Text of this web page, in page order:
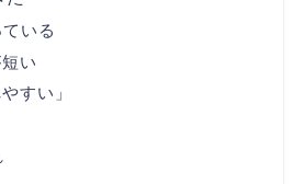
いる
い
すい」